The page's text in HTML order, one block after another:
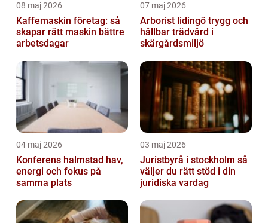
08 maj 2026
Kaffemaskin företag: så
skapar rätt maskin bättre
arbetsdagar
07 maj 2026
Arborist lidingö trygg och
hållbar trädvård i
skärgårdsmiljö
04 maj 2026
Konferens halmstad hav,
energi och fokus på
samma plats
03 maj 2026
Juristbyrå i stockholm så
väljer du rätt stöd i din
juridiska vardag